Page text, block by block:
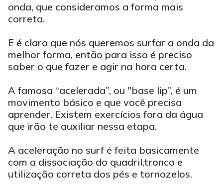
onda, que consideramos a forma mais
correta.
E é claro que nós queremos surfar a onda da
melhor forma, então para isso é preciso
saber o que fazer e agir na hora certa.
A famosa “acelerada”, ou "base lip”, é um
movimento básico e que você precisa
aprender. Existem exercícios fora da água
que irão te auxiliar nessa etapa.
A aceleração no surf é feita basicamente
com a dissociação do quadril,tronco e
utilização correta dos pés e tornozelos.